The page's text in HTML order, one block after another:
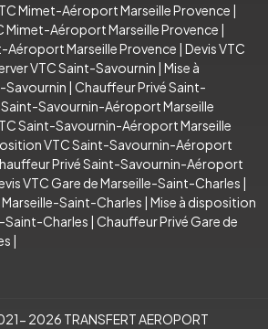
Mimet-Aéroport Marseille Provence |
Mimet-Aéroport Marseille Provence |
Aéroport Marseille Provence | Devis VTC
VTC Saint-Savournin | Mise à
Savournin | Chauffeur Privé Saint-
Saint-Savournin-Aéroport Marseille
Saint-Savournin-Aéroport Marseille
VTC Saint-Savournin-Aéroport
Privé Saint-Savournin-Aéroport
VTC Gare de Marseille-Saint-Charles |
Marseille-Saint-Charles | Mise à disposition
Saint-Charles | Chauffeur Privé Gare de
|
2026 TRANSFERT AEROPORT